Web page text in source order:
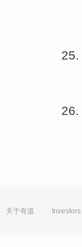
关于有道 Investors